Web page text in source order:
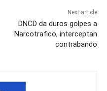
Next article
DNCD da duros golpes a
Narcotrafico, interceptan
contrabando